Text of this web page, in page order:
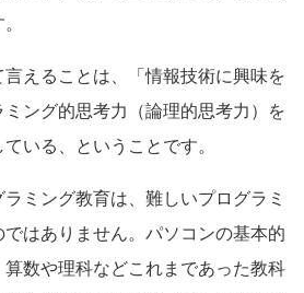
えることは、「情報技術に興味を
ング的思考力（論理的思考力）を
いる、ということです。
ミング教育は、難しいプログラミ
はありません。パソコンの基本的
数や理科などこれまであった教科